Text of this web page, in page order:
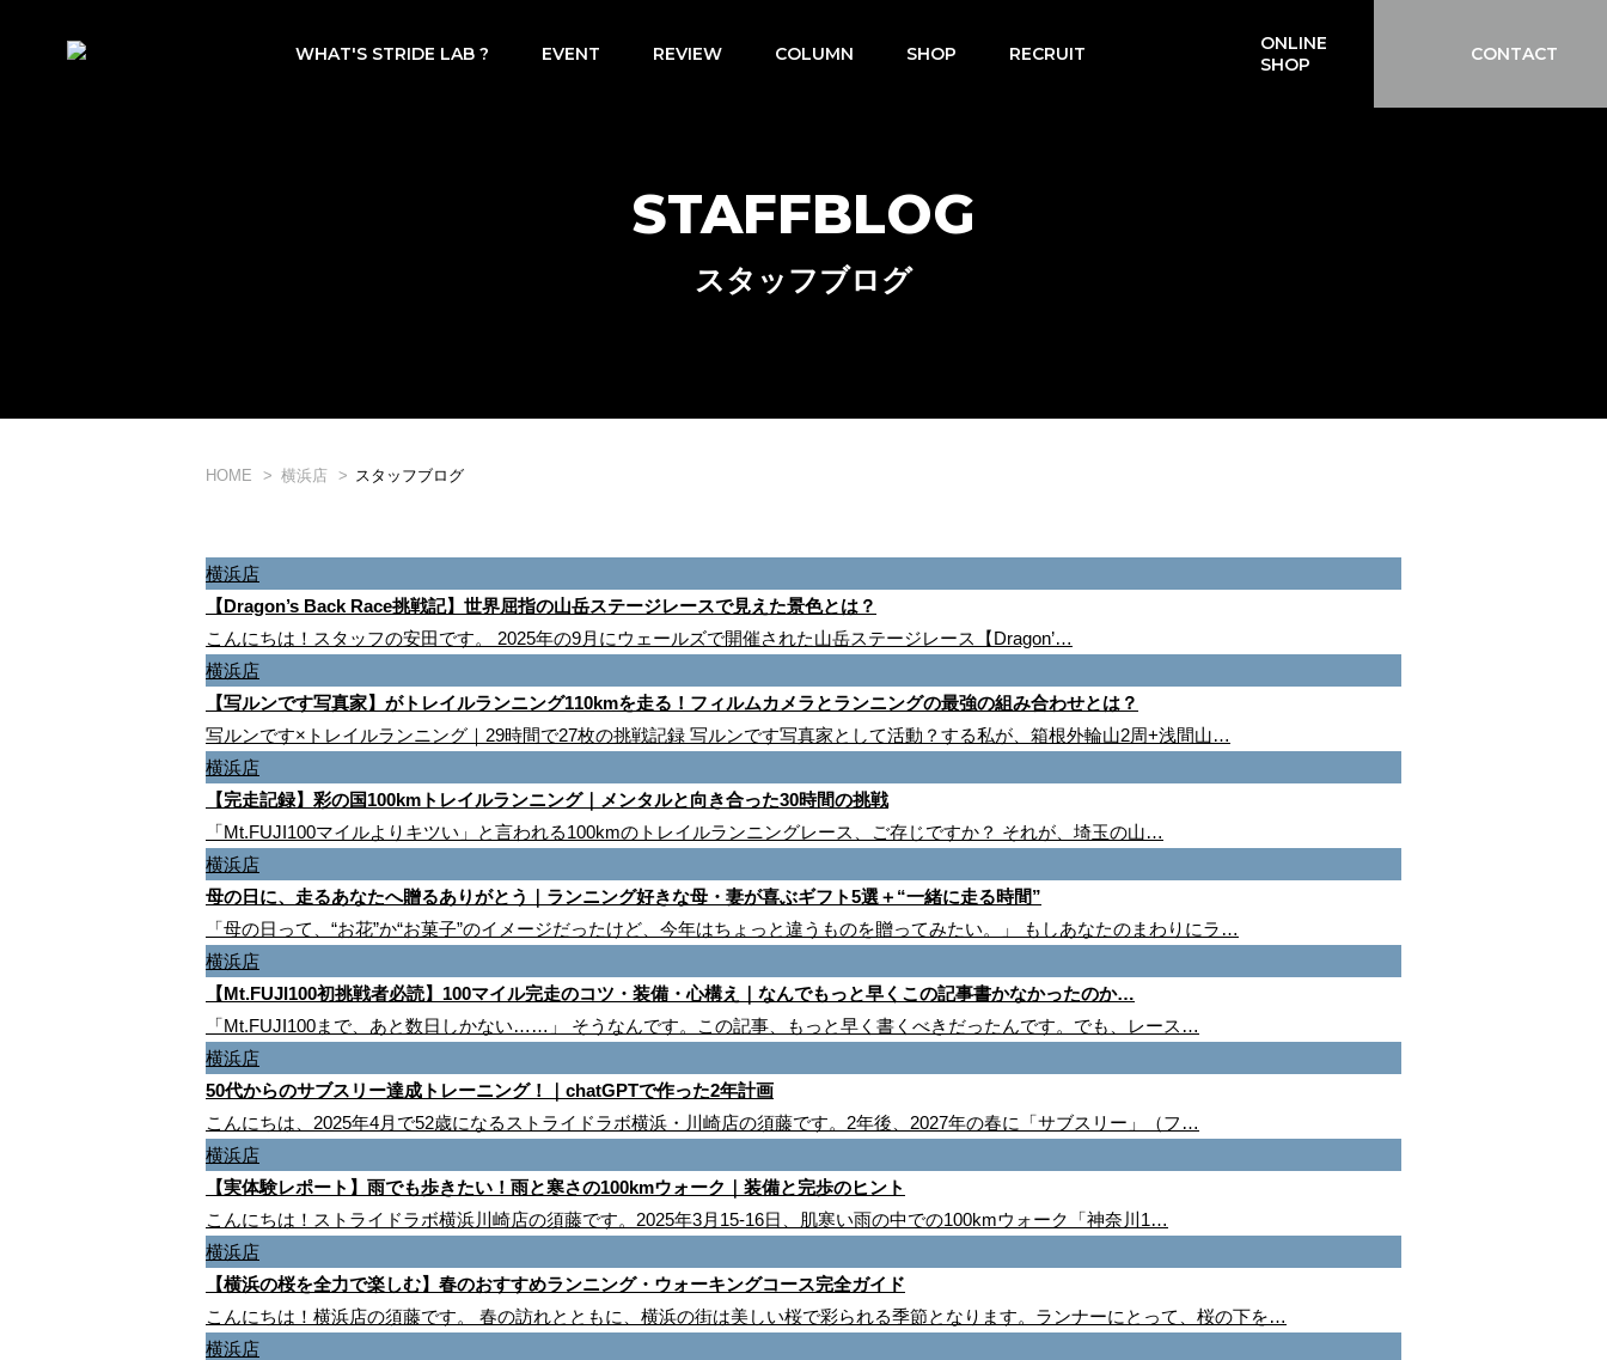
WHAT'S STRIDE LAB ? EVENT REVIEW COLUMN SHOP RECRUIT
ONLINE
SHOP
CONTACT
STAFFBLOG
スタッフブログ
HOME 横浜店 スタッフブログ
横浜店
【Dragon’s Back Race挑戦記】世界屈指の山岳ステージレースで見えた景色とは？
こんにちは！スタッフの安田です。 2025年の9月にウェールズで開催された山岳ステージレース【Dragon’…
横浜店
【写ルンです写真家】がトレイルランニング110kmを走る！フィルムカメラとランニングの最強の組み合わせとは？
写ルンです×トレイルランニング｜29時間で27枚の挑戦記録 写ルンです写真家として活動？する私が、箱根外輪山2周+浅間山…
横浜店
【完走記録】彩の国100kmトレイルランニング｜メンタルと向き合った30時間の挑戦
「Mt.FUJI100マイルよりキツい」と言われる100kmのトレイルランニングレース、ご存じですか？ それが、埼玉の山…
横浜店
母の日に、走るあなたへ贈るありがとう｜ランニング好きな母・妻が喜ぶギフト5選＋“一緒に走る時間”
「母の日って、“お花”か“お菓子”のイメージだったけど、今年はちょっと違うものを贈ってみたい。」 もしあなたのまわりにラ…
横浜店
【Mt.FUJI100初挑戦者必読】100マイル完走のコツ・装備・心構え｜なんでもっと早くこの記事書かなかったのか…
「Mt.FUJI100まで、あと数日しかない……」 そうなんです。この記事、もっと早く書くべきだったんです。でも、レース…
横浜店
50代からのサブスリー達成トレーニング！｜chatGPTで作った2年計画
こんにちは、2025年4月で52歳になるストライドラボ横浜・川崎店の須藤です。2年後、2027年の春に「サブスリー」（フ…
横浜店
【実体験レポート】雨でも歩きたい！雨と寒さの100kmウォーク｜装備と完歩のヒント
こんにちは！ストライドラボ横浜川崎店の須藤です。2025年3月15-16日、肌寒い雨の中での100kmウォーク「神奈川1…
横浜店
【横浜の桜を全力で楽しむ】春のおすすめランニング・ウォーキングコース完全ガイド
こんにちは！横浜店の須藤です。 春の訪れとともに、横浜の街は美しい桜で彩られる季節となります。ランナーにとって、桜の下を…
横浜店